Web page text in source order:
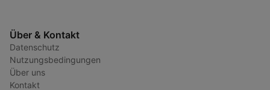
Über & Kontakt
Datenschutz
Nutzungsbedingungen
Über uns
Kontakt